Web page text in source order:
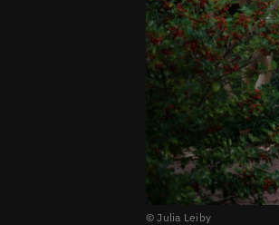
© Julia Leiby